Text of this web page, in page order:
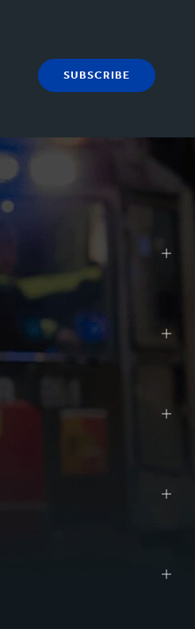
SUBSCRIBE